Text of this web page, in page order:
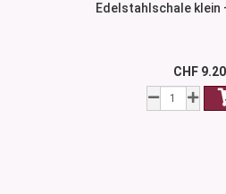
Edelstahlschale klein
CHF 9.20